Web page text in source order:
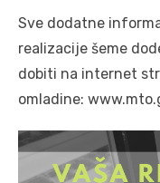
Sve dodatne
realizacije šeme
dobiti na internet
omladine: